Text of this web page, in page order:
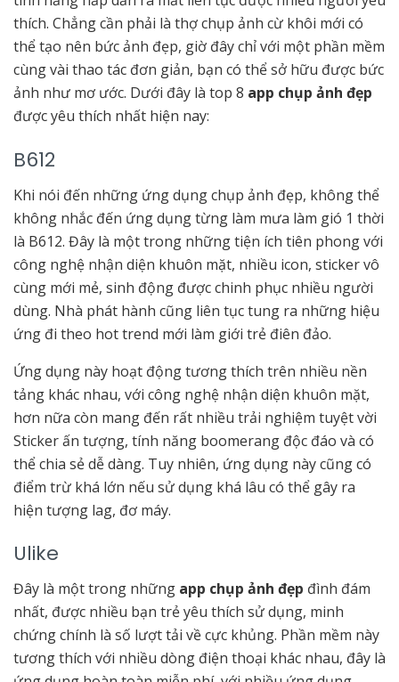
thích. Chẳng cần phải là thợ chụp ảnh cừ khôi mới có
thể tạo nên bức ảnh đẹp, giờ đây chỉ với một phần mềm
cùng vài thao tác đơn giản, bạn có thể sở hữu được bức
ảnh như mơ ước. Dưới đây là top 8 app chụp ảnh đẹp
được yêu thích nhất hiện nay:
B612
Khi nói đến những ứng dụng chụp ảnh đẹp, không thể
không nhắc đến ứng dụng từng làm mưa làm gió 1 thời
là B612. Đây là một trong những tiện ích tiên phong với
công nghệ nhận diện khuôn mặt, nhiều icon, sticker vô
cùng mới mẻ, sinh động được chinh phục nhiều người
dùng. Nhà phát hành cũng liên tục tung ra những hiệu
ứng đi theo hot trend mới làm giới trẻ điên đảo.
Ứng dụng này hoạt động tương thích trên nhiều nền
tảng khác nhau, với công nghệ nhận diện khuôn mặt,
hơn nữa còn mang đến rất nhiều trải nghiệm tuyệt vời
Sticker ấn tượng, tính năng boomerang độc đáo và có
thể chia sẻ dễ dàng. Tuy nhiên, ứng dụng này cũng có
điểm trừ khá lớn nếu sử dụng khá lâu có thể gây ra
hiện tượng lag, đơ máy.
Ulike
Đây là một trong những app chụp ảnh đẹp đình đám
nhất, được nhiều bạn trẻ yêu thích sử dụng, minh
chứng chính là số lượt tải về cực khủng. Phần mềm này
tương thích với nhiều dòng điện thoại khác nhau, đây là